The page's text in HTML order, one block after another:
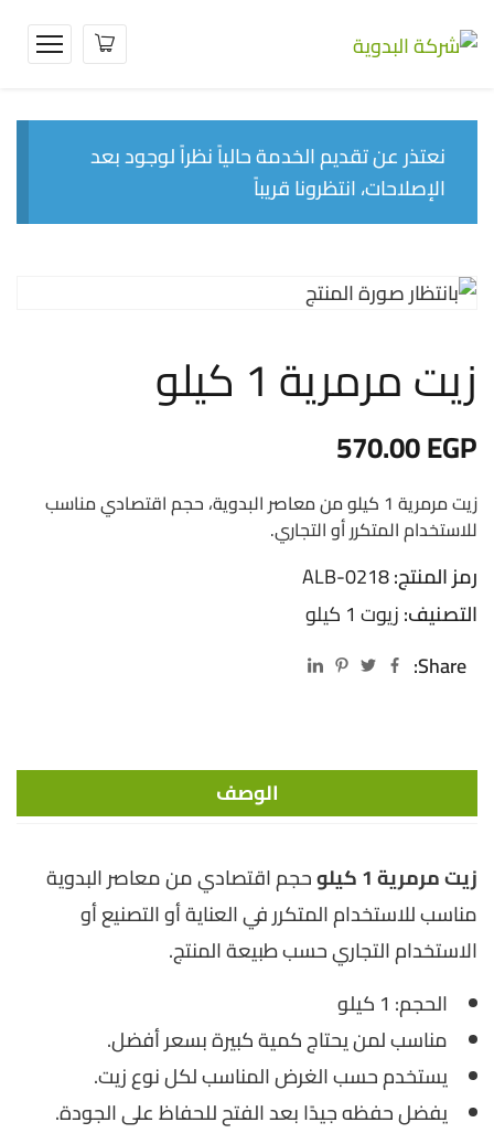
نعتذر عن تقديم الخدمة حالياً نظراً لوجود بعد
الإصلاحات، انتظرونا قريباً
زيت مرمرية 1 كيلو
570.00EGP
زيت مرمرية 1 كيلو من معاصر البدوية، حجم اقتصادي مناسب
للاستخدام المتكرر أو التجاري.
رمز المنتج:ALB-0218
التصنيف:زيوت 1 كيلو
Share:
الوصف
زيت مرمرية 1 كيلو
حجم اقتصادي من معاصر البدوية
مناسب للاستخدام المتكرر في العناية أو التصنيع أو
الاستخدام التجاري حسب طبيعة المنتج.
الحجم: 1 كيلو
مناسب لمن يحتاج كمية كبيرة بسعر أفضل.
يستخدم حسب الغرض المناسب لكل نوع زيت.
يفضل حفظه جيدًا بعد الفتح للحفاظ على الجودة.